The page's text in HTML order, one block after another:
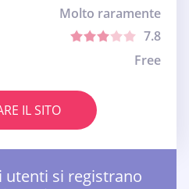
Molto raramente
7.8
Free
IL SITO
utenti si registrano